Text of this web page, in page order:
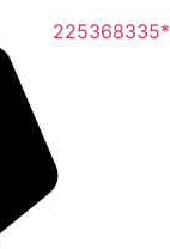
225368335*